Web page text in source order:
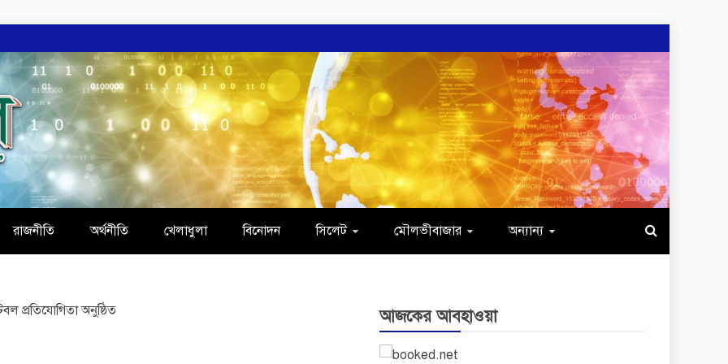
রাজনীতি অর্থনীতি খেলাধুলা বিনোদন সিলেট মৌলভীবাজার অন্যান্য
প্রতিযোগিতা অনুষ্ঠিত আজকের আবহাওয়া